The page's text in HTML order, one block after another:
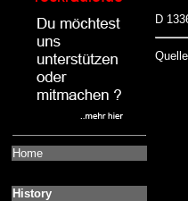
Home
History
D